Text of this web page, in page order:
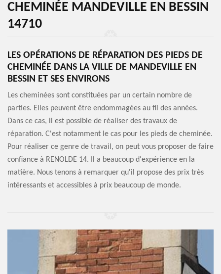
CHEMINÉE MANDEVILLE EN BESSIN
14710
LES OPÉRATIONS DE RÉPARATION DES PIEDS DE
CHEMINÉE DANS LA VILLE DE MANDEVILLE EN
BESSIN ET SES ENVIRONS
Les cheminées sont constituées par un certain nombre de
parties. Elles peuvent être endommagées au fil des années.
Dans ce cas, il est possible de réaliser des travaux de
réparation. C'est notamment le cas pour les pieds de cheminée.
Pour réaliser ce genre de travail, on peut vous proposer de faire
confiance à RENOLDE 14. Il a beaucoup d'expérience en la
matière. Nous tenons à remarquer qu'il propose des prix très
intéressants et accessibles à prix beaucoup de monde.